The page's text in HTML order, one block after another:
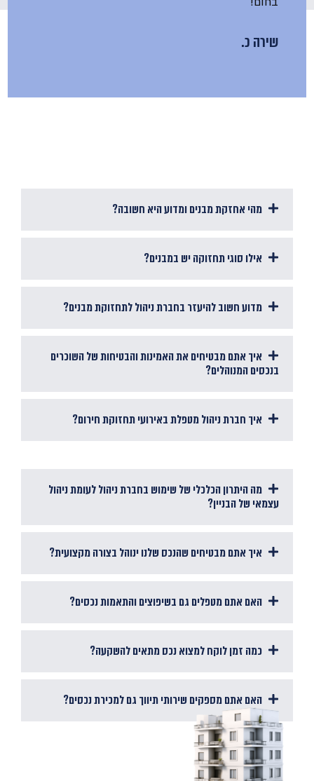
שירה כ.
מהי אחזקת מבנים ומדוע היא חשובה?
אילו סוגי תחזוקה יש במבנים?
מדוע חשוב להיעזר בחברת ניהול לתחזוקת מבנים?
איך אתם מבטיחים את האמינות והבטיחות של השוכרים
בנכסים המנוהלים?
איך חברת ניהול מטפלת באירועי תחזוקת חירום?
מה היתרון הכלכלי של שימוש בחברת ניהול לעומת ניהול
עצמאי של הבניין?
איך אתם מבטיחים שהנכס שלנו ינוהל בצורה מקצועית?
האם אתם מטפלים גם בשיפוצים והתאמות נכסים?
כמה זמן לוקח למצוא נכס מתאים להשקעה?
האם אתם מספקים שירותי תיווך גם למכירת נכסים?